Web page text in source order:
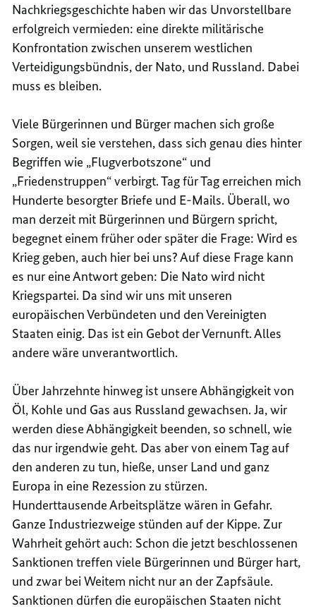
Nachkriegsgeschichte haben wir das Unvorstellbare
erfolgreich vermieden: eine direkte militärische
Konfrontation zwischen unserem westlichen
Verteidigungsbündnis, der Nato, und Russland. Dabei
muss es bleiben.
Viele Bürgerinnen und Bürger machen sich große
Sorgen, weil sie verstehen, dass sich genau dies hinter
Begriffen wie „Flugverbotszone“ und
„Friedenstruppen“ verbirgt. Tag für Tag erreichen mich
Hunderte besorgter Briefe und E-Mails. Überall, wo
man derzeit mit Bürgerinnen und Bürgern spricht,
begegnet einem früher oder später die Frage: Wird es
Krieg geben, auch hier bei uns? Auf diese Frage kann
es nur eine Antwort geben: Die Nato wird nicht
Kriegspartei. Da sind wir uns mit unseren
europäischen Verbündeten und den Vereinigten
Staaten einig. Das ist ein Gebot der Vernunft. Alles
andere wäre unverantwortlich.
Über Jahrzehnte hinweg ist unsere Abhängigkeit von
Öl, Kohle und Gas aus Russland gewachsen. Ja, wir
werden diese Abhängigkeit beenden, so schnell, wie
das nur irgendwie geht. Das aber von einem Tag auf
den anderen zu tun, hieße, unser Land und ganz
Europa in eine Rezession zu stürzen.
Hunderttausende Arbeitsplätze wären in Gefahr.
Ganze Industriezweige stünden auf der Kippe. Zur
Wahrheit gehört auch: Schon die jetzt beschlossenen
Sanktionen treffen viele Bürgerinnen und Bürger hart,
und zwar bei Weitem nicht nur an der Zapfsäule.
Sanktionen dürfen die europäischen Staaten nicht